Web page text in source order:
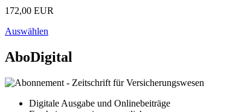
172,00 EUR
Auswählen
AboDigital
Digitale Ausgabe und Onlinebeiträge